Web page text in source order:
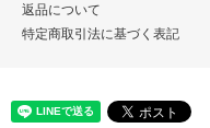
返品について
特定商取引法に基づく表記